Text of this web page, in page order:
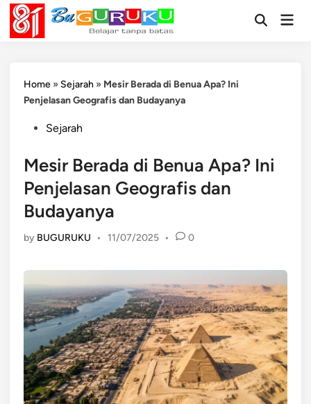
Skip
content
OpenMain
Home » Sejarah » Mesir Berada di Benua Apa? Ini
Penjelasan Geografis dan Budayanya
PostedSejarah
Mesir Berada di Benua Apa? Ini
Penjelasan Geografis dan
Budayanya
by BUGURUKU • 11/07/2025 • 0